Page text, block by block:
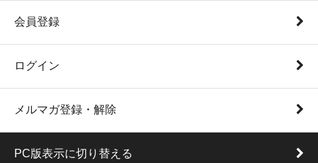
会員登録
ログイン
メルマガ登録・解除
PC版表示に切り替える